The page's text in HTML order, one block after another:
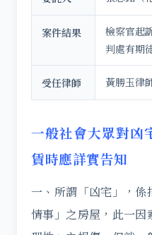
案件結果
檢察官起
判處有期
受任律師 黃勝玉律
一般社會大眾對凶
賃時應詳實告知
一、所謂「凶宅」，
情事」之房屋，此一